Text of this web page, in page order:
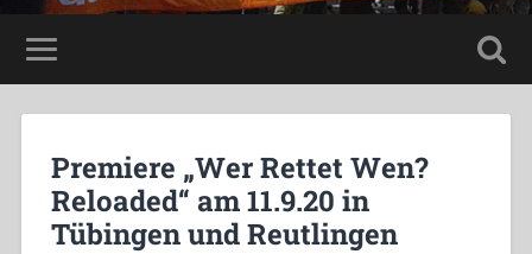
Premiere „Wer Rettet Wen?
Reloaded“ am 11.9.20 in
Tübingen und Reutlingen